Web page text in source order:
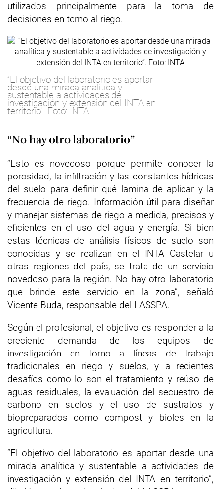
utilizados principalmente para la toma de
decisiones en torno al riego.
“El objetivo del laboratorio es aportar
desde una mirada analítica y
sustentable a actividades de
investigación y extensión del INTA en
territorio”. Foto: INTA
“No hay otro laboratorio”
“Esto es novedoso porque permite conocer la
porosidad, la infiltración y las constantes hídricas
del suelo para definir qué lamina de aplicar y la
frecuencia de riego. Información útil para diseñar
y manejar sistemas de riego a medida, precisos y
eficientes en el uso del agua y energía. Si bien
estas técnicas de análisis físicos de suelo son
conocidas y se realizan en el INTA Castelar u
otras regiones del país, se trata de un servicio
novedoso para la región. No hay otro laboratorio
que brinde este servicio en la zona”, señaló
Vicente Buda, responsable del LASSPA.
Según el profesional, el objetivo es responder a la
creciente demanda de los equipos de
investigación en torno a líneas de trabajo
tradicionales en riego y suelos, y a recientes
desafíos como lo son el tratamiento y reúso de
aguas residuales, la evaluación del secuestro de
carbono en suelos y el uso de sustratos y
biopreparados como compost y bioles en la
agricultura.
“El objetivo del laboratorio es aportar desde una
mirada analítica y sustentable a actividades de
investigación y extensión del INTA en territorio”,